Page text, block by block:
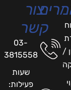
/
צור
קשר
03-
3815558
שעות
פעילות: